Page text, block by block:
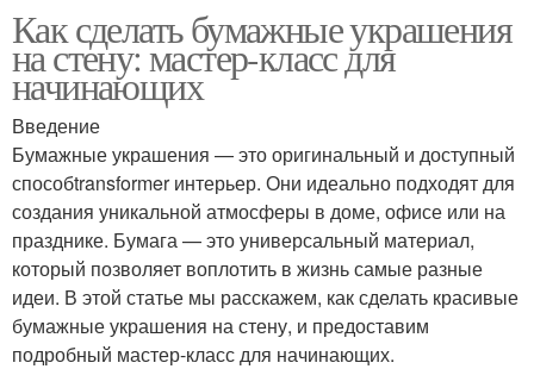
Как сделать бумажные украшения
на стену: мастер-класс для
начинающих
Введение
Бумажные украшения — это оригинальный и доступный
способtransformer интерьер. Они идеально подходят для
создания уникальной атмосферы в доме, офисе или на
празднике. Бумага — это универсальный материал,
который позволяет воплотить в жизнь самые разные
идеи. В этой статье мы расскажем, как сделать красивые
бумажные украшения на стену, и предоставим
подробный мастер-класс для начинающих.